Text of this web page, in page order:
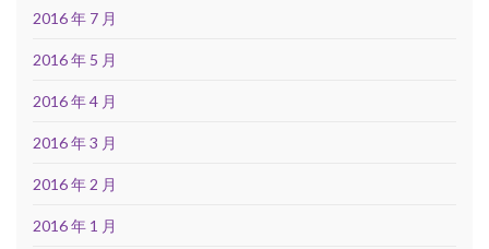
2016 年 7 月
2016 年 5 月
2016 年 4 月
2016 年 3 月
2016 年 2 月
2016 年 1 月